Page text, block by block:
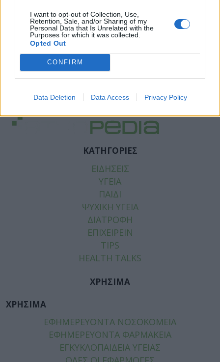
I want to opt-out of Collection, Use,
Retention, Sale, and/or Sharing of my
Personal Data that Is Unrelated with the
Purposes for which it was collected.
Opted Out
CONFIRM
Data Deletion Data Access Privacy Policy
ΚΑΤΗΓΟΡΙΕΣ
ΕΙΔΗΣΕΙΣ
ΥΓΕΙΑ
ΠΑΙΔΙ
ΨΥΧΙΚΗ ΥΓΕΙΑ
ΔΙΑΤΡΟΦΗ
ΕΠΙΧΕΙΡΕΙΝ
TIPS
HEALTH TALKS
ΧΡΗΣΙΜΑ
ΧΡΗΣΙΜΑ
ΕΦΗΜΕΡΕΥΟΝΤΑ ΝΟΣΟΚΟΜΕΙΑ
ΕΦΗΜΕΡΕΥΟΝΤΑ ΦΑΡΜΑΚΕΙΑ
ΕΓΚΥΚΛΟΠΑΙΔΕΙΑ ΥΓΕΙΑΣ